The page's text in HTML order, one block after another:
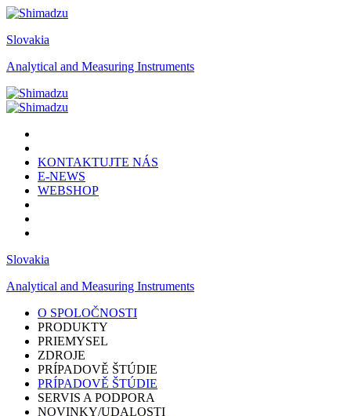
Slovakia
Analytical and Measuring Instruments
KONTAKTUJTE NÁS
E-NEWS
WEBSHOP
Slovakia
Analytical and Measuring Instruments
O SPOLOČNOSTI
PRODUKTY
PRIEMYSEL
ZDROJE
PRÍPADOVĚ ŠTÚDIE
PRÍPADOVĚ ŠTÚDIE
SERVIS A PODPORA
NOVINKY/UDALOSTI